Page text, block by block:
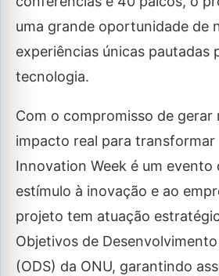
uma grande oportunidade de
experiências únicas pautadas
tecnologia.
Com o compromisso de gerar
impacto real para transformar
Innovation Week é um evento
estímulo à inovação e ao
projeto tem atuação
Objetivos de
(ODS) da ONU, garantindo